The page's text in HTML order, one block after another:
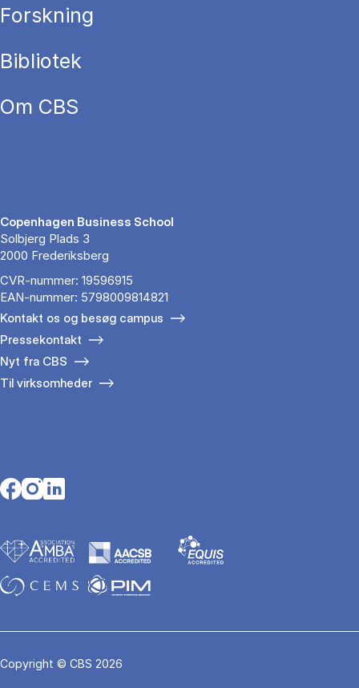
Forskning
Bibliotek
Om CBS
Copenhagen Business School
Solbjerg Plads 3
2000 Frederiksberg
CVR-nummer: 19596915
EAN-nummer: 5798009814821
Kontakt os og besøg campus
Pressekontakt
Nyt fra CBS
Til virksomheder
Opens in a new tab
Opens in a new tab
Opens in a new tab
Copyright © CBS 2026